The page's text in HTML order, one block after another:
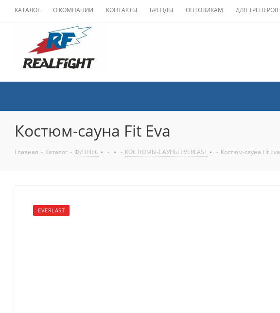
КАТАЛОГ О КОМПАНИИ КОНТАКТЫ БРЕНДЫ ОПТОВИКАМ ДЛЯ ТРЕНЕРОВ
Костюм-сауна Fit Eva
Главная - Каталог - ФИТНЕС - - КОСТЮМЫ-САУНЫ EVERLAST - Костюм-сауна Fit Eva
EVERLAST